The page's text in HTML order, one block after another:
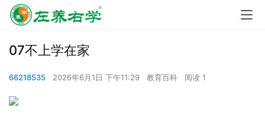
07不上学在家
66218535 2026年6月1日 下午11:29 教育百科 阅读 1